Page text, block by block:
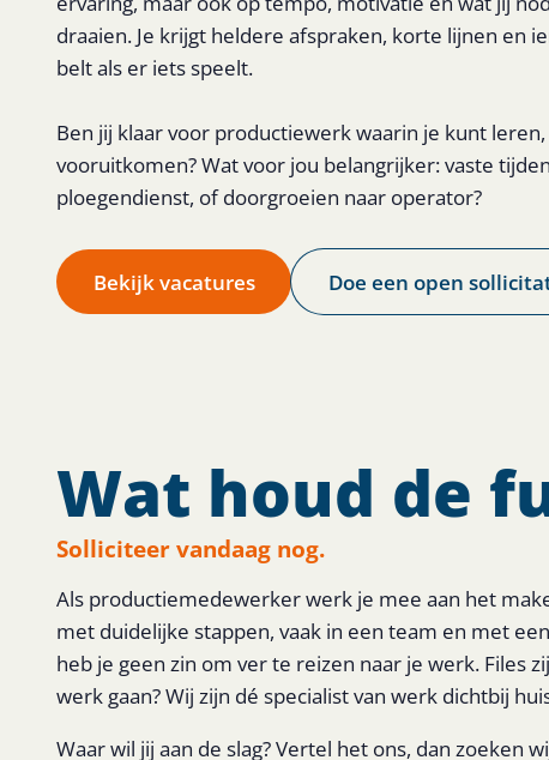
draaien. Je krijgt heldere afspraken, korte lijnen en
belt als er iets speelt.
Ben jij klaar voor productiewerk waarin je kunt
vooruitkomen? Wat voor jou belangrijker: vaste
ploegendienst, of doorgroeien naar operator?
Bekijk vacatures Doe een open
Wat houd de
Solliciteer vandaag nog.
Als productiemedewerker werk je mee aan het
met duidelijke stappen, vaak in een team en met
heb je geen zin om ver te reizen naar je werk. Files
werk gaan? Wij zijn dé specialist van werk dichtbij
Waar wil jij aan de slag? Vertel het ons, dan zoeken